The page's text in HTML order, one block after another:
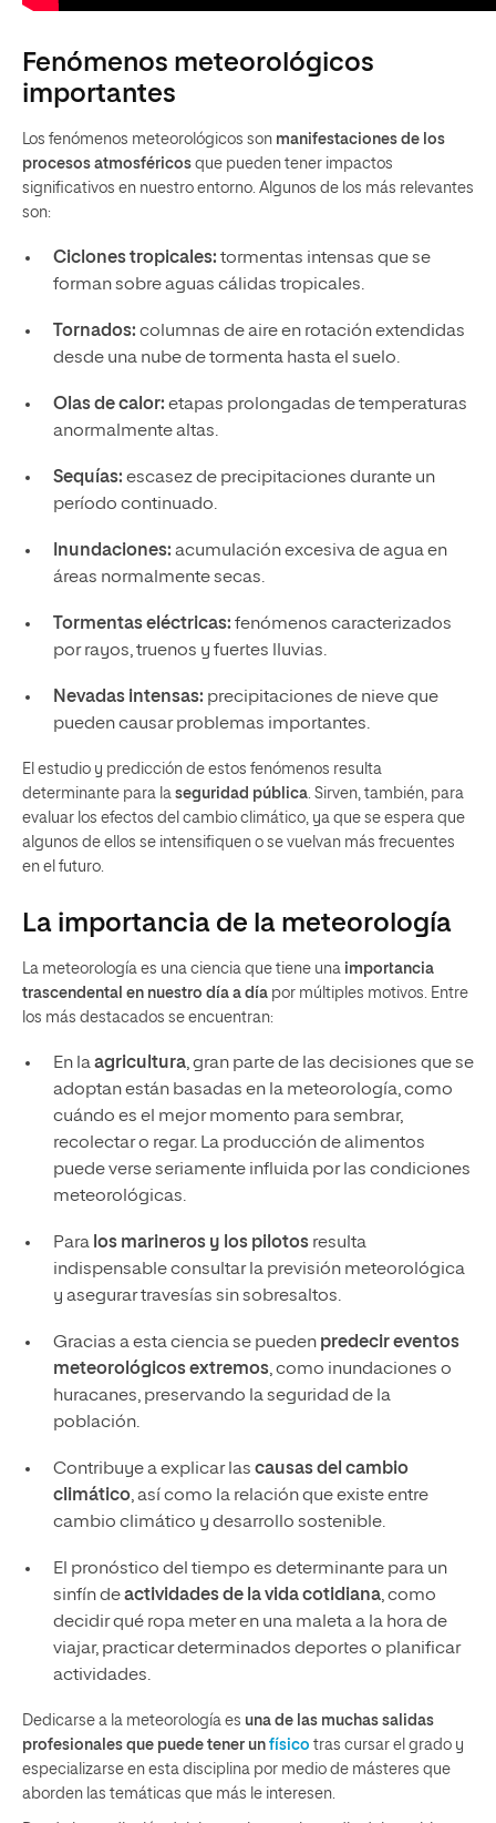
Fenómenos meteorológicos
importantes
Los fenómenos meteorológicos son manifestaciones de los
procesos atmosféricos que pueden tener impactos
significativos en nuestro entorno. Algunos de los más relevantes
son:
Ciclones tropicales: tormentas intensas que se
forman sobre aguas cálidas tropicales.
Tornados: columnas de aire en rotación extendidas
desde una nube de tormenta hasta el suelo.
Olas de calor: etapas prolongadas de temperaturas
anormalmente altas.
Sequías: escasez de precipitaciones durante un
período continuado.
Inundaciones: acumulación excesiva de agua en
áreas normalmente secas.
Tormentas eléctricas: fenómenos caracterizados
por rayos, truenos y fuertes lluvias.
Nevadas intensas: precipitaciones de nieve que
pueden causar problemas importantes.
El estudio y predicción de estos fenómenos resulta
determinante para la seguridad pública . Sirven, también, para
evaluar los efectos del cambio climático, ya que se espera que
algunos de ellos se intensifiquen o se vuelvan más frecuentes
en el futuro.
La importancia de la meteorología
La meteorología es una ciencia que tiene una importancia
trascendental en nuestro día a día por múltiples motivos. Entre
los más destacados se encuentran:
En laagricultura, gran parte de las decisiones que se
adoptan están basadas en la meteorología, como
cuándo es el mejor momento para sembrar,
recolectar o regar. La producción de alimentos
puede verse seriamente influida por las condiciones
meteorológicas.
Para los marineros y los pilotosresulta
indispensable consultar la previsión meteorológica
y asegurar travesías sin sobresaltos.
Gracias a esta ciencia se pueden predecir eventos
meteorológicos extremos, como inundaciones o
huracanes, preservando la seguridad de la
población.
Contribuye a explicar las causas del cambio
climático, así como la relación que existe entre
cambio climático y desarrollo sostenible.
El pronóstico del tiempo es determinante para un
sinfín deactividades de la vida cotidiana, como
decidir qué ropa meter en una maleta a la hora de
viajar, practicar determinados deportes o planificar
actividades.
Dedicarse a la meteorología es una de las muchas salidas
profesionales que puede tener un físico tras cursar el grado y
especializarse en esta disciplina por medio de másteres que
aborden las temáticas que más le interesen.